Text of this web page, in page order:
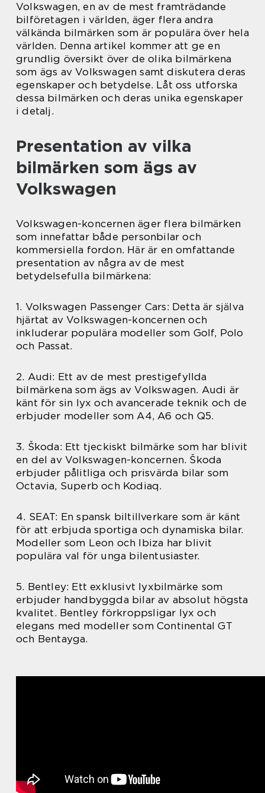
Volkswagen, en av de mest framträdande
bilföretagen i världen, äger flera andra
välkända bilmärken som är populära över hela
världen. Denna artikel kommer att ge en
grundlig översikt över de olika bilmärkena
som ägs av Volkswagen samt diskutera deras
egenskaper och betydelse. Låt oss utforska
dessa bilmärken och deras unika egenskaper
i detalj.
Presentation av vilka
bilmärken som ägs av
Volkswagen
Volkswagen-koncernen äger flera bilmärken
som innefattar både personbilar och
kommersiella fordon. Här är en omfattande
presentation av några av de mest
betydelsefulla bilmärkena:
1. Volkswagen Passenger Cars: Detta är själva
hjärtat av Volkswagen-koncernen och
inkluderar populära modeller som Golf, Polo
och Passat.
2. Audi: Ett av de mest prestigefyllda
bilmärkena som ägs av Volkswagen. Audi är
känt för sin lyx och avancerade teknik och de
erbjuder modeller som A4, A6 och Q5.
3. Škoda: Ett tjeckiskt bilmärke som har blivit
en del av Volkswagen-koncernen. Škoda
erbjuder pålitliga och prisvärda bilar som
Octavia, Superb och Kodiaq.
4. SEAT: En spansk biltillverkare som är känt
för att erbjuda sportiga och dynamiska bilar.
Modeller som Leon och Ibiza har blivit
populära val för unga bilentusiaster.
5. Bentley: Ett exklusivt lyxbilmärke som
erbjuder handbyggda bilar av absolut högsta
kvalitet. Bentley förkroppsligar lyx och
elegans med modeller som Continental GT
och Bentayga.